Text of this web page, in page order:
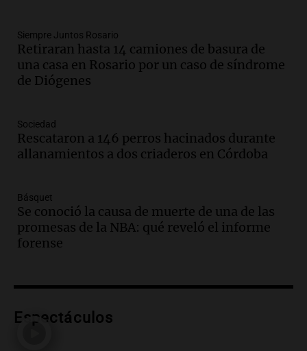
Audio.Recomendaciones de vino
bonarda para disfrutar el fin de semana
en Mendoza
Panorama Federal
Audio.
en la Sociedad Rural de Bulaya con
actividades para toda la familia
Audio.
edificios y una casa del estudiante para
jóvenes de la región
Panorama Federal
Audio.Preparativos finales para la gran
Bulaya este sábado
Siempre Juntos Rosario
Retiraran hasta 14 camiones de basura de
una casa en Rosario por un caso de síndrome
de Diógenes
Sociedad
Rescataron a 146 perros hacinados durante
allanamientos a dos criaderos en Córdoba
Básquet
Se conoció la causa de muerte de una de las
promesas de la NBA: qué reveló el informe
forense
Espectáculos